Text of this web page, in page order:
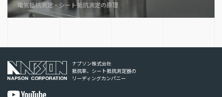
電気抵抗測定・シート抵抗測定の原理
ナプソン株式会社
抵抗率、シート抵抗測定器の
リーディングカンパニー